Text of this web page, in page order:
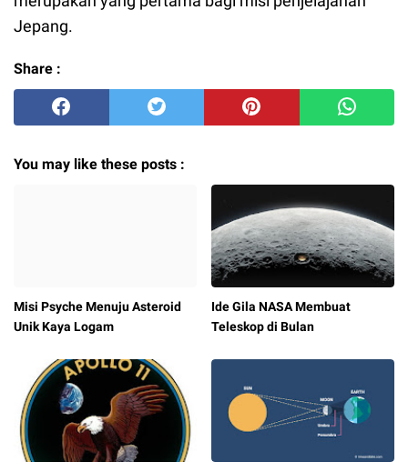
Jepang.
Share :
You may like these posts :
Misi Psyche Menuju Asteroid
Unik Kaya Logam
Ide Gila NASA Membuat
Teleskop di Bulan